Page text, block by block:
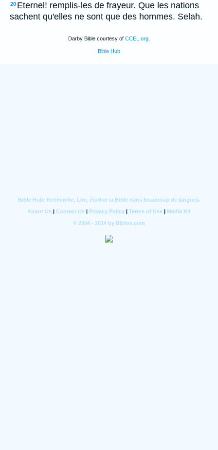
20 Eternel! remplis-les de frayeur. Que les nations
sachent qu'elles ne sont que des hommes. Selah.
Darby Bible courtesy of CCEL.org
Bible Hub